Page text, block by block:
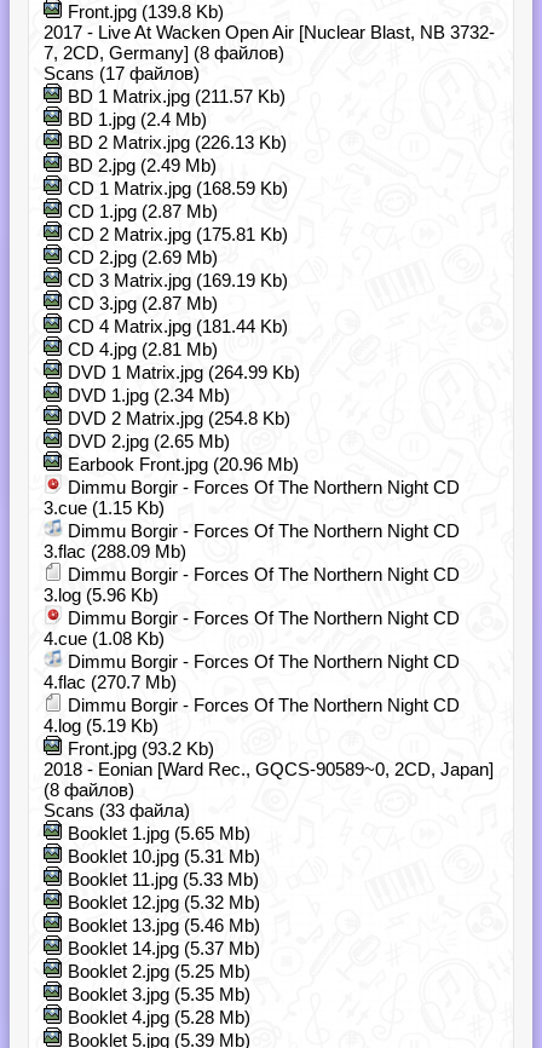
Front.jpg (139.8 Kb)
2017 - Live At Wacken Open Air [Nuclear Blast, NB 3732-
7, 2CD, Germany] (8 файлов)
Scans (17 файлов)
BD 1 Matrix.jpg (211.57 Kb)
BD 1.jpg (2.4 Mb)
BD 2 Matrix.jpg (226.13 Kb)
BD 2.jpg (2.49 Mb)
CD 1 Matrix.jpg (168.59 Kb)
CD 1.jpg (2.87 Mb)
CD 2 Matrix.jpg (175.81 Kb)
CD 2.jpg (2.69 Mb)
CD 3 Matrix.jpg (169.19 Kb)
CD 3.jpg (2.87 Mb)
CD 4 Matrix.jpg (181.44 Kb)
CD 4.jpg (2.81 Mb)
DVD 1 Matrix.jpg (264.99 Kb)
DVD 1.jpg (2.34 Mb)
DVD 2 Matrix.jpg (254.8 Kb)
DVD 2.jpg (2.65 Mb)
Earbook Front.jpg (20.96 Mb)
Dimmu Borgir - Forces Of The Northern Night CD
3.cue (1.15 Kb)
Dimmu Borgir - Forces Of The Northern Night CD
3.flac (288.09 Mb)
Dimmu Borgir - Forces Of The Northern Night CD
3.log (5.96 Kb)
Dimmu Borgir - Forces Of The Northern Night CD
4.cue (1.08 Kb)
Dimmu Borgir - Forces Of The Northern Night CD
4.flac (270.7 Mb)
Dimmu Borgir - Forces Of The Northern Night CD
4.log (5.19 Kb)
Front.jpg (93.2 Kb)
2018 - Eonian [Ward Rec., GQCS-90589~0, 2CD, Japan]
(8 файлов)
Scans (33 файла)
Booklet 1.jpg (5.65 Mb)
Booklet 10.jpg (5.31 Mb)
Booklet 11.jpg (5.33 Mb)
Booklet 12.jpg (5.32 Mb)
Booklet 13.jpg (5.46 Mb)
Booklet 14.jpg (5.37 Mb)
Booklet 2.jpg (5.25 Mb)
Booklet 3.jpg (5.35 Mb)
Booklet 4.jpg (5.28 Mb)
Booklet 5.jpg (5.39 Mb)